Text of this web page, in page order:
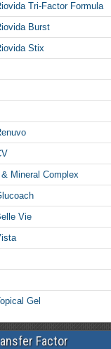
Tri-Factor Formula
Burst
Stix
Mineral Complex
Vie
Gel
Factor